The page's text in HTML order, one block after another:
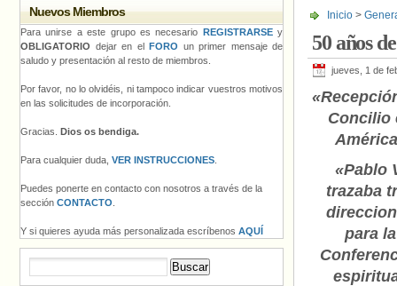
Inicio >
50 años
jueves, 1 de
Concilio
«Pablo
trazaba
para la
Nuevos Miembros
Para unirse a este grupo es necesario REGISTRARSEy
OBLIGATORIO dejar en el FORO un primer mensaje de
saludo y presentación al resto de miembros.
Por favor, no lo olvidéis, ni tampoco indicar vuestros motivos
en las solicitudes de incorporación.
Gracias. Dios os bendiga.
Para cualquier duda, VER INSTRUCCIONES
Puedes ponerte en contacto con nosotros a través de la
sección CONTACTO
Y si quieres ayuda más personalizada escríbenos AQUÍ